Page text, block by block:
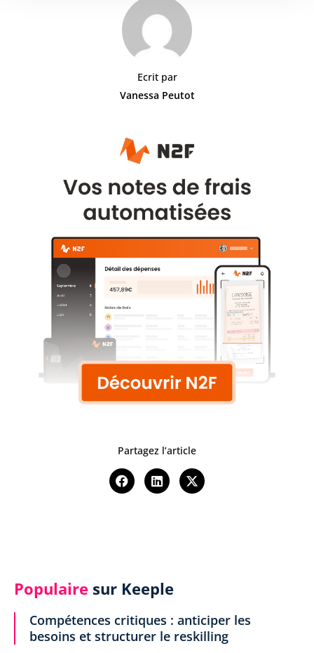
Ecrit par
Vanessa Peutot
Partagez l’article
Populaire sur Keeple
Compétences critiques : anticiper les
besoins et structurer le reskilling